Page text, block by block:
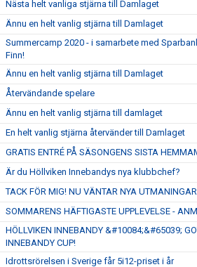
Nästa helt vanliga stjärna till Damlaget
Ännu en helt vanlig stjärna till Damlaget
Summercamp 2020 - i samarbete med
Finn!
Ännu en helt vanlig stjärna till Damlaget
Återvändande spelare
Ännu en helt vanlig stjärna till damlaget
En helt vanlig stjärna återvänder till Damlaget
GRATIS ENTRÉ PÅ SÄSONGENS SISTA
Är du Höllviken Innebandys nya klubbchef?
TACK FÖR MIG! NU VÄNTAR NYA
SOMMARENS HÄFTIGASTE UPPLEVELSE -
HÖLLVIKEN INNEBANDY &#10084;&#65039;
INNEBANDY CUP!
Idrottsrörelsen i Sverige får 5i12-priset i år